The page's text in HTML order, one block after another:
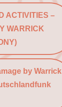
ACTIVITIES –
WARRICK
by Warrick